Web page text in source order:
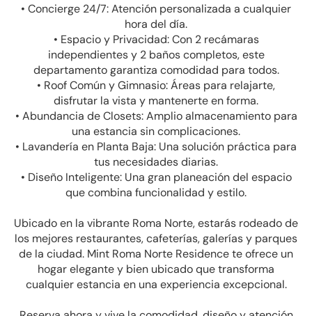
• Concierge 24/7: Atención personalizada a cualquier
hora del día.
• Espacio y Privacidad: Con 2 recámaras
independientes y 2 baños completos, este
departamento garantiza comodidad para todos.
• Roof Común y Gimnasio: Áreas para relajarte,
disfrutar la vista y mantenerte en forma.
• Abundancia de Closets: Amplio almacenamiento para
una estancia sin complicaciones.
• Lavandería en Planta Baja: Una solución práctica para
tus necesidades diarias.
• Diseño Inteligente: Una gran planeación del espacio
que combina funcionalidad y estilo.
Ubicado en la vibrante Roma Norte, estarás rodeado de
los mejores restaurantes, cafeterías, galerías y parques
de la ciudad. Mint Roma Norte Residence te ofrece un
hogar elegante y bien ubicado que transforma
cualquier estancia en una experiencia excepcional.